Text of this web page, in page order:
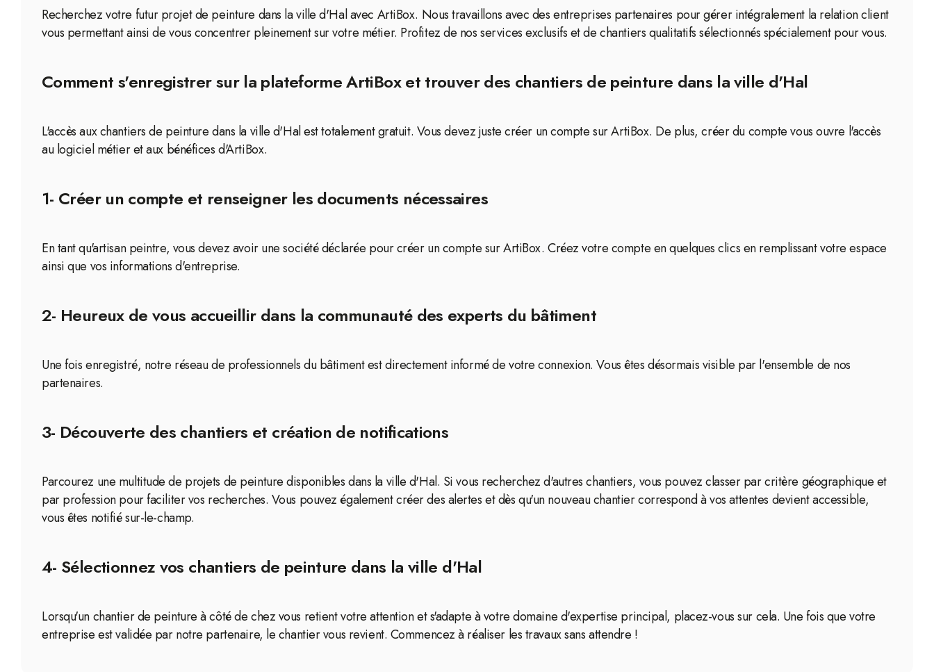
Recherchez votre futur projet de peinture dans la ville d'Hal avec ArtiBox. Nous travaillons avec des entreprises partenaires pour gérer intégralement la relation client
vous permettant ainsi de vous concentrer pleinement sur votre métier. Profitez de nos services exclusifs et de chantiers qualitatifs sélectionnés spécialement pour vous.
Comment s'enregistrer sur la plateforme ArtiBox et trouver des chantiers de peinture dans la ville d'Hal
L'accès aux chantiers de peinture dans la ville d'Hal est totalement gratuit. Vous devez juste créer un compte sur ArtiBox. De plus, créer du compte vous ouvre l'accès
au logiciel métier et aux bénéfices d'ArtiBox.
1- Créer un compte et renseigner les documents nécessaires
En tant qu'artisan peintre, vous devez avoir une société déclarée pour créer un compte sur ArtiBox. Créez votre compte en quelques clics en remplissant votre espace
ainsi que vos informations d'entreprise.
2- Heureux de vous accueillir dans la communauté des experts du bâtiment
Une fois enregistré, notre réseau de professionnels du bâtiment est directement informé de votre connexion. Vous êtes désormais visible par l'ensemble de nos
partenaires.
3- Découverte des chantiers et création de notifications
Parcourez une multitude de projets de peinture disponibles dans la ville d'Hal. Si vous recherchez d'autres chantiers, vous pouvez classer par critère géographique et
par profession pour faciliter vos recherches. Vous pouvez également créer des alertes et dès qu'un nouveau chantier correspond à vos attentes devient accessible,
vous êtes notifié sur-le-champ.
4- Sélectionnez vos chantiers de peinture dans la ville d'Hal
Lorsqu'un chantier de peinture à côté de chez vous retient votre attention et s'adapte à votre domaine d'expertise principal, placez-vous sur cela. Une fois que votre
entreprise est validée par notre partenaire, le chantier vous revient. Commencez à réaliser les travaux sans attendre !